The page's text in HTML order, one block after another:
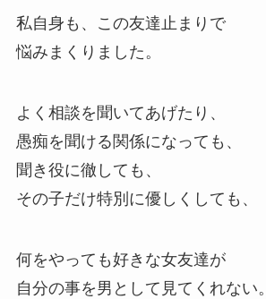
私自身も、この友達止まりで
悩みまくりました。
よく相談を聞いてあげたり、
愚痴を聞ける関係になっても、
聞き役に徹しても、
その子だけ特別に優しくしても、
何をやっても好きな女友達が
自分の事を男として見てくれない。